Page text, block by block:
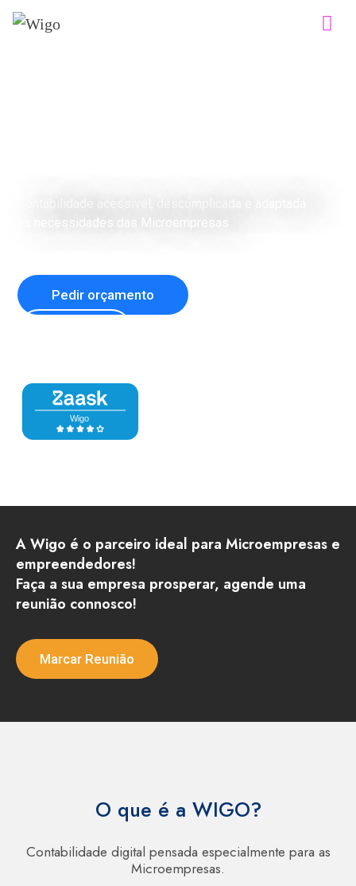
às necessidades das Microempresas
Pedir orçamento
A Wigo é o parceiro ideal para Microempresas e
empreendedores!
Faça a sua empresa prosperar, agende uma
reunião connosco!
Marcar Reunião
O que é a WIGO?
Contabilidade digital pensada especialmente para as
Microempresas.